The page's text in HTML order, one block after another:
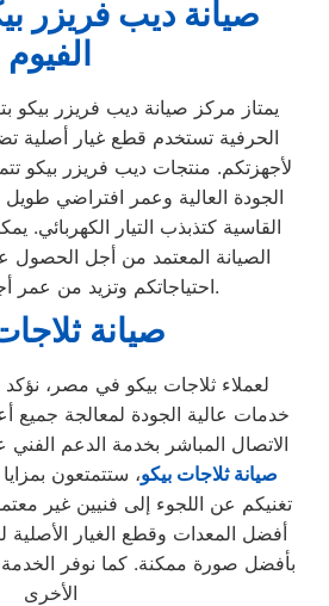
صيانة ديب فريزر
الفيوم
يمتاز مركز صيانة ديب فريزر بيكو
الحرفية تستخدم قطع غيار أصلية
لأجهزتكم. منتجات ديب فريزر بيكو
الجودة العالية وعمر افتراضي
القاسية كتذبذب التيار الكهربائي.
الصيانة المعتمد من أجل الحصول
احتياجاتكم وتزيد من عمر أجهزتكم المنزلية.
لعملاء ثلاجات بيكو في مصر، نؤكد
خدمات عالية الجودة لمعالجة جميع
الاتصال المباشر بخدمة الدعم
صيانةثلاجات بيكو، ستتمتعون
تغنيكم عن اللجوء إلى فنيين غير
أفضل المعدات وقطع الغيار الأصلية
بأفضل صورة ممكنة. كما نوفر
الأخرى